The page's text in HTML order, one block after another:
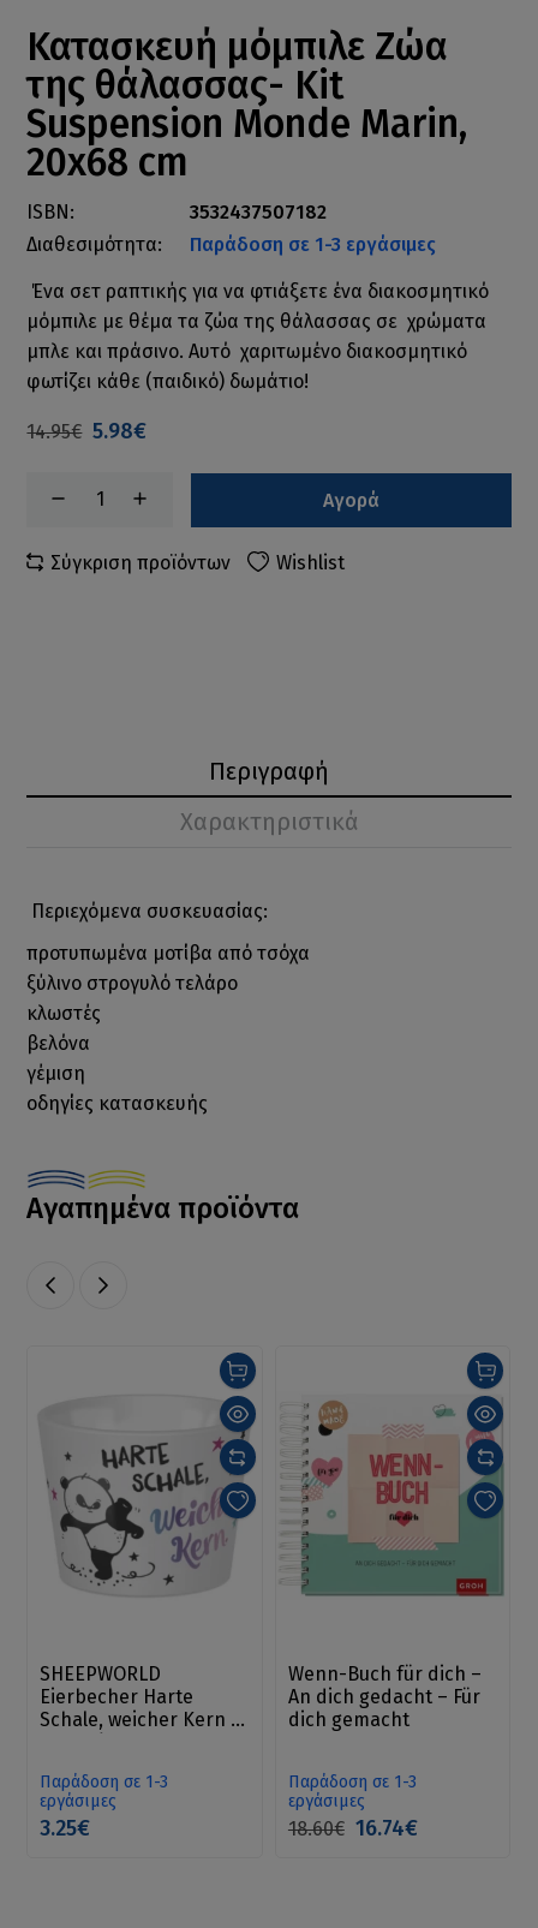
Κατασκευή μόμπιλε Ζώα
της θάλασσας- Kit
Suspension Monde Marin,
20x68 cm
ISBN:
3532437507182
Διαθεσιμότητα:
Παράδοση σε 1-3 εργάσιμες
Ένα σετ ραπτικής για να φτιάξετε ένα διακοσμητικό
μόμπιλε με θέμα τα ζώα της θάλασσας σε χρώματα
μπλε και πράσινο. Αυτό χαριτωμένο διακοσμητικό
φωτίζει κάθε (παιδικό) δωμάτιο!
14.95€ 5.98€
Αγορά
Σύγκριση προϊόντων Wishlist
Περιγραφή
Χαρακτηριστικά
Περιεχόμενα συσκευασίας:
προτυπωμένα μοτίβα από τσόχα
ξύλινο στρογυλό τελάρο
κλωστές
βελόνα
γέμιση
οδηγίες κατασκευής
Αγαπημένα προϊόντα
SHEEPWORLD
Eierbecher Harte
Schale, weicher Kern -
Παράδοση σε 1-3
εργάσιμες
3.25€
Wenn-Buch für dich –
An dich gedacht – Für
dich gemacht
Παράδοση σε 1-3
εργάσιμες
18.60€ 16.74€